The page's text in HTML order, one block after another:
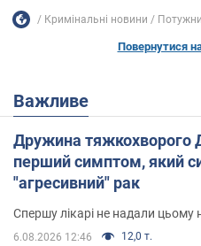
Кримінальні новини
Повернутися
Важливе
Дружина тяжкохворого
перший симптом, який
"агресивний" рак
Спершу лікарі не надали цьому
6.08.2026 12:46 12,0 т.